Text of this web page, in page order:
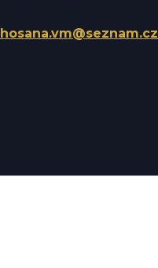
hosana.vm@seznam.cz